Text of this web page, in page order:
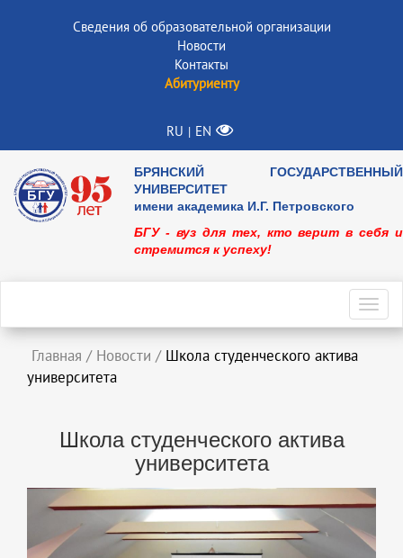
Сведения об образовательной организации
Новости
Контакты
Абитуриенту
RU | EN
БРЯНСКИЙ ГОСУДАРСТВЕННЫЙ
УНИВЕРСИТЕТ
имени академика И.Г. Петровского
БГУ - вуз для тех, кто верит в себя и
стремится к успеху!
Главная / Новости / Школа студенческого актива
университета
Школа студенческого актива
университета